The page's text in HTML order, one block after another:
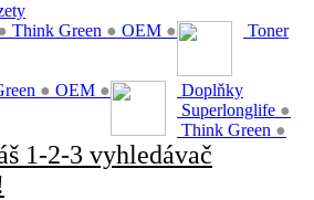
Think Green ● OEM ● Toner
● OEM ●
Doplňky
Superlonglife ●
Think Green ●
1-2-3 vyhledávač